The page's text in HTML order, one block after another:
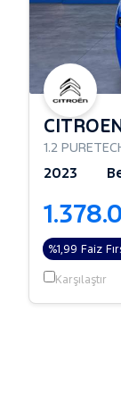
1.2
2023
%1,99 Faiz
Karşılaştır